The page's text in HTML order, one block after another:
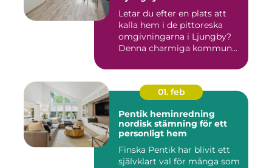
Letar du efter en plats att
kalla hem i de pittoreska
omgivningarna i Ljungby?
Denna charmiga kommun...
01. feb
Pentik heminredning
nordisk stämning för ett
personligt hem
Finska Pentik har blivit ett
självklart val för många som